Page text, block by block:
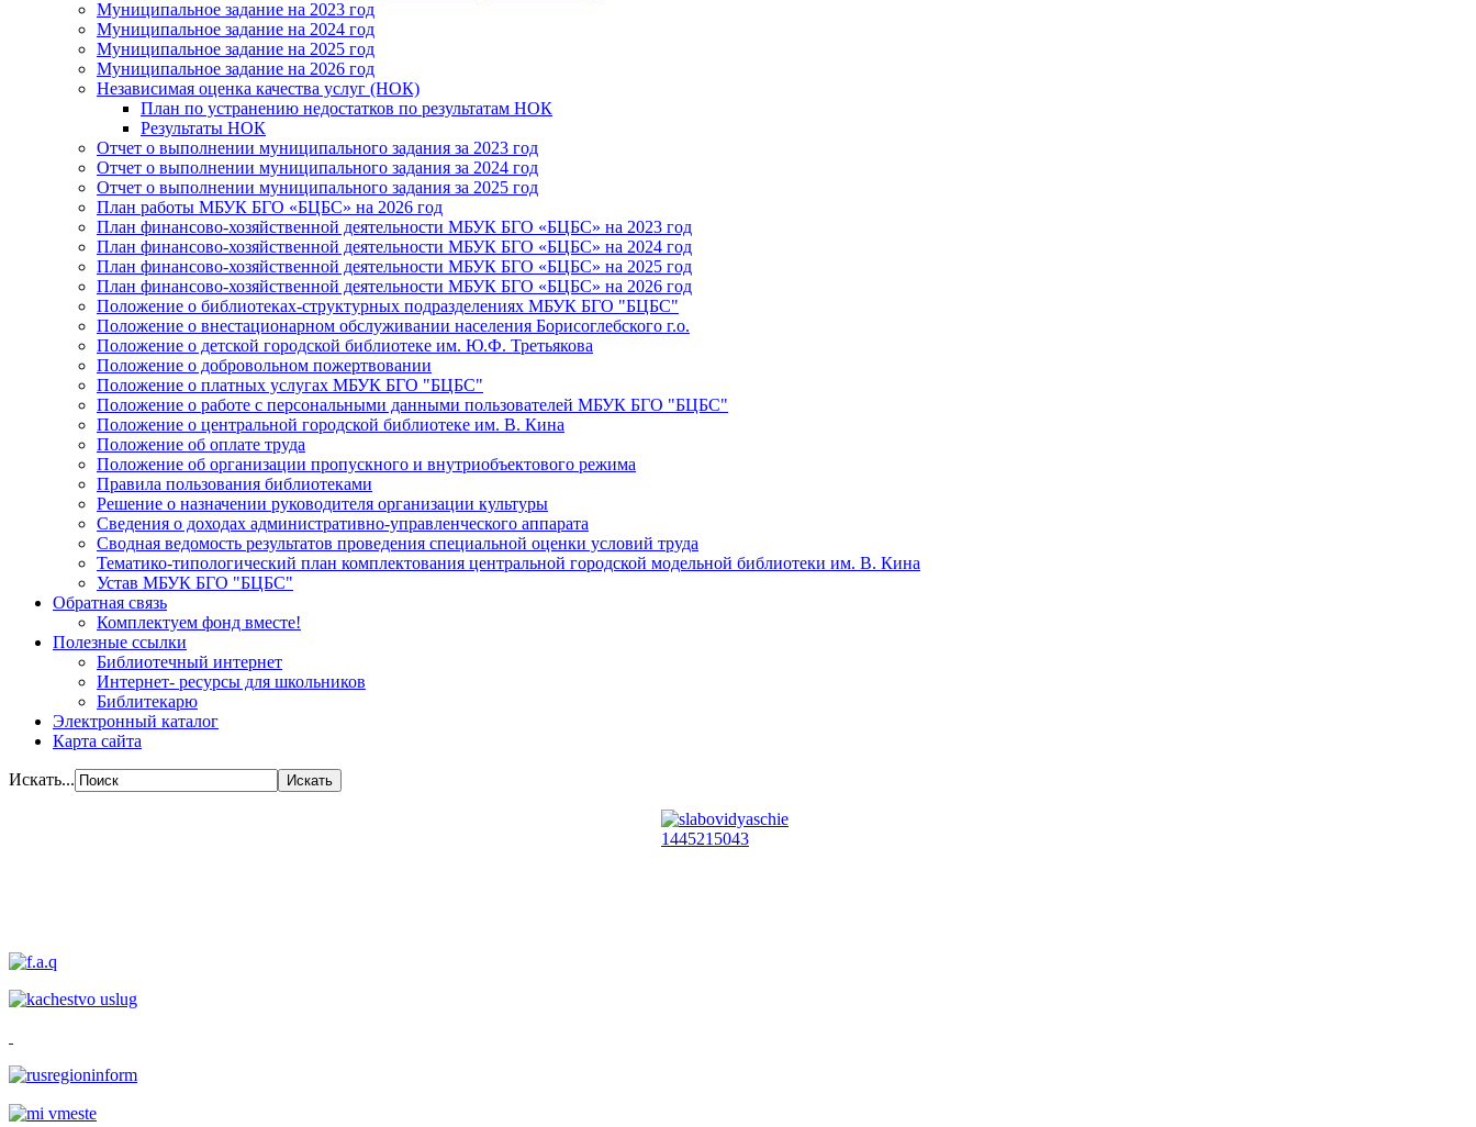
Муниципальное задание на 2023 год
Муниципальное задание на 2024 год
Муниципальное задание на 2025 год
Муниципальное задание на 2026 год
Независимая оценка качества услуг (НОК)
План по устранению недостатков по результатам НОК
Результаты НОК
Отчет о выполнении муниципального задания за 2023 год
Отчет о выполнении муниципального задания за 2024 год
Отчет о выполнении муниципального задания за 2025 год
План работы МБУК БГО «БЦБС» на 2026 год
План финансово-хозяйственной деятельности МБУК БГО «БЦБС» на 2023 год
План финансово-хозяйственной деятельности МБУК БГО «БЦБС» на 2024 год
План финансово-хозяйственной деятельности МБУК БГО «БЦБС» на 2025 год
План финансово-хозяйственной деятельности МБУК БГО «БЦБС» на 2026 год
Положение о библиотеках-структурных подразделениях МБУК БГО "БЦБС"
Положение о внестационарном обслуживании населения Борисоглебского г.о.
Положение о детской городской библиотеке им. Ю.Ф. Третьякова
Положение о добровольном пожертвовании
Положение о платных услугах МБУК БГО "БЦБС"
Положение о работе с персональными данными пользователей МБУК БГО "БЦБС"
Положение о центральной городской библиотеке им. В. Кина
Положение об оплате труда
Положение об организации пропускного и внутриобъектового режима
Правила пользования библиотеками
Решение о назначении руководителя организации культуры
Сведения о доходах административно-управленческого аппарата
Сводная ведомость результатов проведения специальной оценки условий труда
Тематико-типологический план комплектования центральной городской модельной библиотеки им. В. Кина
Устав МБУК БГО "БЦБС"
Обратная связь
Комплектуем фонд вместе!
Полезные ссылки
Библиотечный интернет
Интернет- ресурсы для школьников
Библитекарю
Электронный каталог
Карта сайта
Искать...